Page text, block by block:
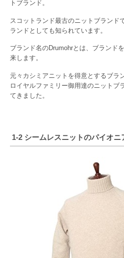
トブランド。
スコットランド最古のニットブランド
ランドとしても知られています。
ブランド名のDrumohrとは、ブランド
来します。
元々カシミアニットを得意とするブラ
ロイヤルファミリー御用達のニットブ
てきました。
1-2 シームレスニットのパイオニ